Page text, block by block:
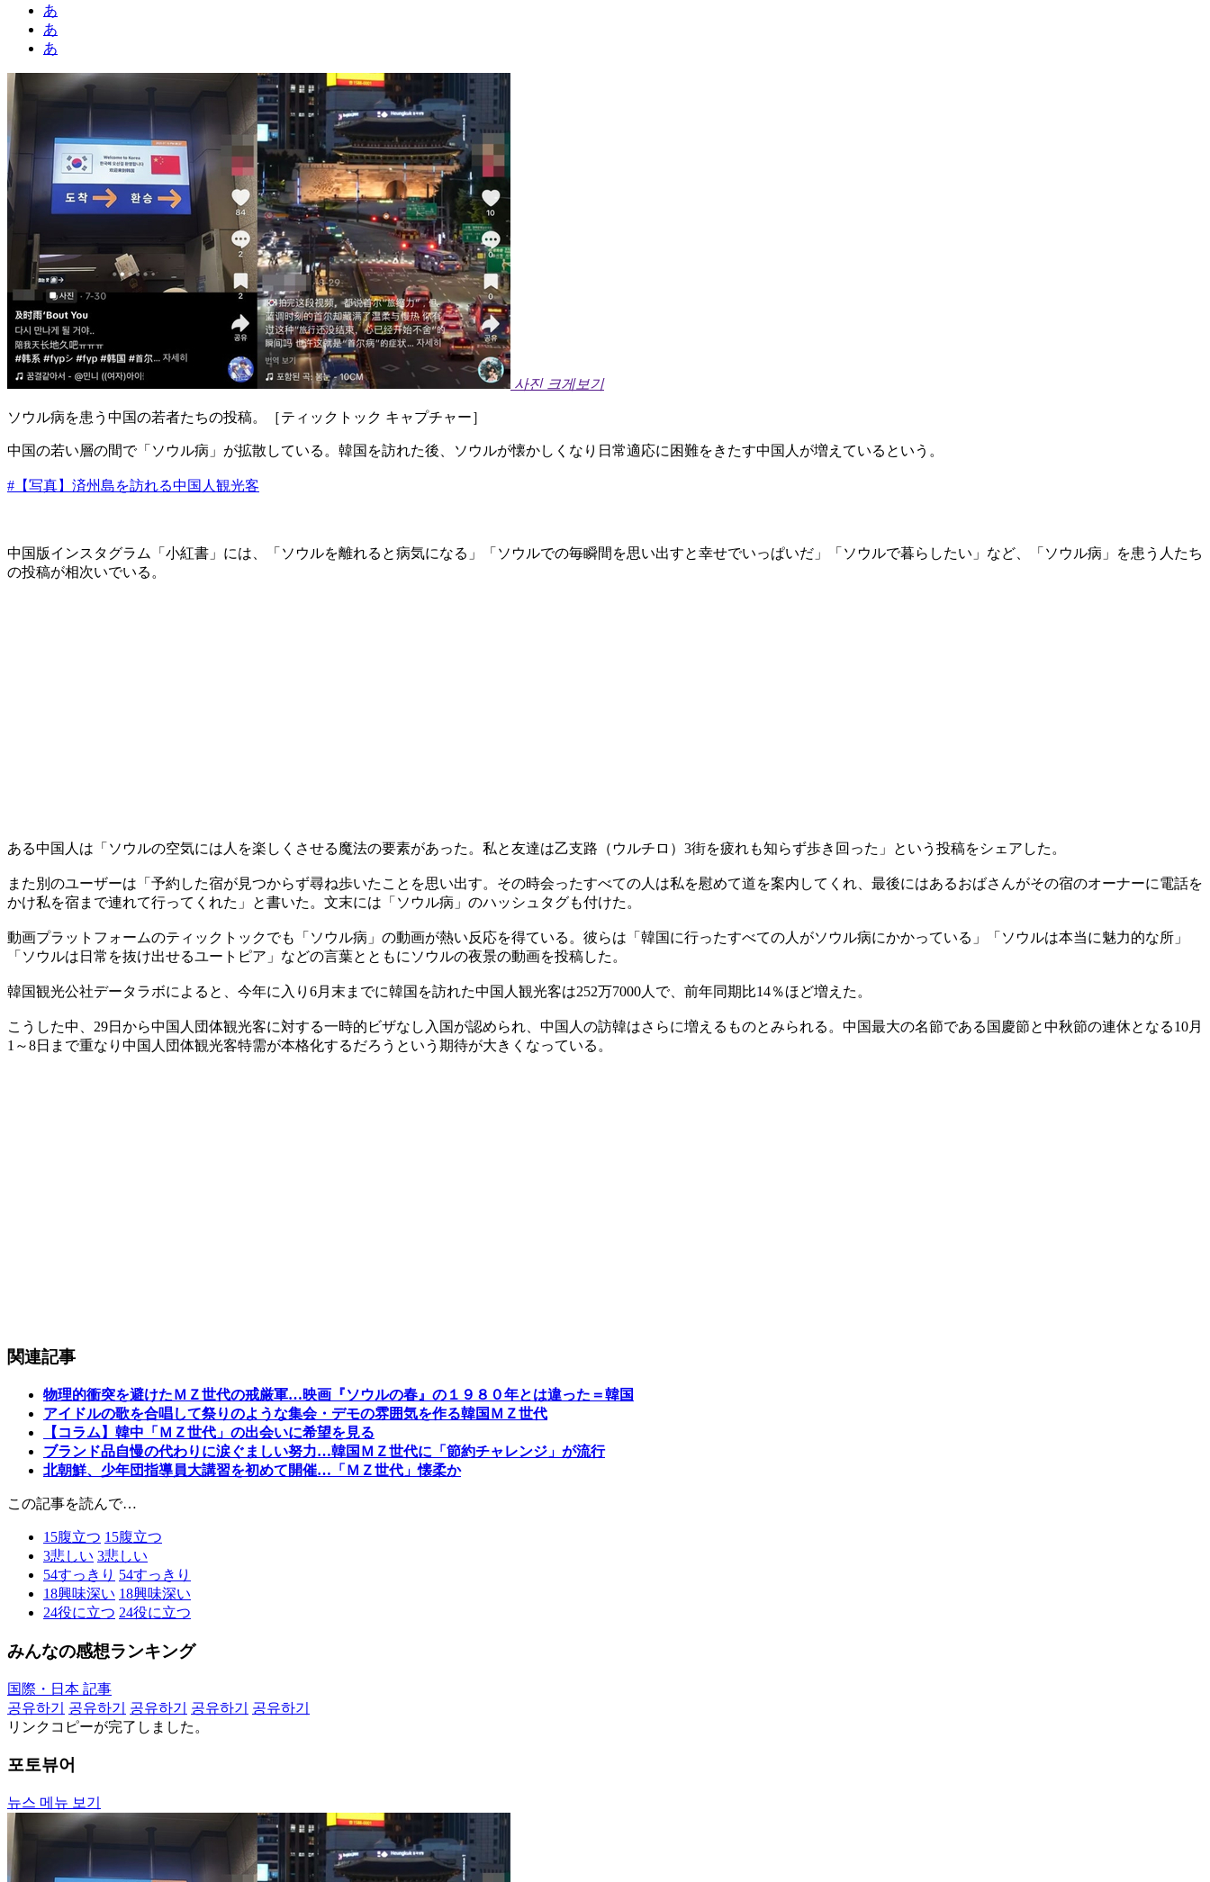
あ
あ
あ
사진 크게보기
ソウル病を患う中国の若者たちの投稿。［ティックトック キャプチャー］
中国の若い層の間で「ソウル病」が拡散している。韓国を訪れた後、ソウルが懐かしくなり日常適応に困難をきたす中国人が増えているという。
#【写真】済州島を訪れる中国人観光客
中国版インスタグラム「小紅書」には、「ソウルを離れると病気になる」「ソウルでの毎瞬間を思い出すと幸せでいっぱいだ」「ソウルで暮らしたい」など、「ソウル病」を患う人たち
の投稿が相次いでいる。
ある中国人は「ソウルの空気には人を楽しくさせる魔法の要素があった。私と友達は乙支路（ウルチロ）3街を疲れも知らず歩き回った」という投稿をシェアした。
また別のユーザーは「予約した宿が見つからず尋ね歩いたことを思い出す。その時会ったすべての人は私を慰めて道を案内してくれ、最後にはあるおばさんがその宿のオーナーに電話を
かけ私を宿まで連れて行ってくれた」と書いた。文末には「ソウル病」のハッシュタグも付けた。
動画プラットフォームのティックトックでも「ソウル病」の動画が熱い反応を得ている。彼らは「韓国に行ったすべての人がソウル病にかかっている」「ソウルは本当に魅力的な所」
「ソウルは日常を抜け出せるユートピア」などの言葉とともにソウルの夜景の動画を投稿した。
韓国観光公社データラボによると、今年に入り6月末までに韓国を訪れた中国人観光客は252万7000人で、前年同期比14％ほど増えた。
こうした中、29日から中国人団体観光客に対する一時的ビザなし入国が認められ、中国人の訪韓はさらに増えるものとみられる。中国最大の名節である国慶節と中秋節の連休となる10月
1～8日まで重なり中国人団体観光客特需が本格化するだろうという期待が大きくなっている。
関連記事
物理的衝突を避けたＭＺ世代の戒厳軍…映画『ソウルの春』の１９８０年とは違った＝韓国
アイドルの歌を合唱して祭りのような集会・デモの雰囲気を作る韓国ＭＺ世代
【コラム】韓中「ＭＺ世代」の出会いに希望を見る
ブランド品自慢の代わりに涙ぐましい努力…韓国ＭＺ世代に「節約チャレンジ」が流行
北朝鮮、少年団指導員大講習を初めて開催…「ＭＺ世代」懐柔か
この記事を読んで…
15腹立つ 15腹立つ
3悲しい 3悲しい
54すっきり 54すっきり
18興味深い 18興味深い
24役に立つ 24役に立つ
みんなの感想ランキング
国際・日本 記事
공유하기
공유하기 공유하기 공유하기
공유하기
リンクコピーが完了しました。
포토뷰어
뉴스 메뉴 보기